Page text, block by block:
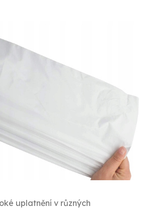
uplatnění v různých